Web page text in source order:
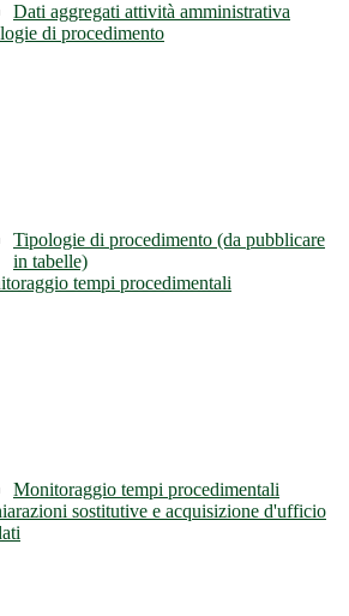
Dati aggregati attività amministrativa
di procedimento
Tipologie di procedimento (da pubblicare
in tabelle)
tempi procedimentali
Monitoraggio tempi procedimentali
sostitutive e acquisizione d'ufficio